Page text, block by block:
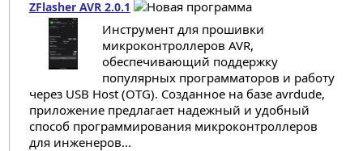
ZFlasher AVR 2.0.1
Инструмент для прошивки
микроконтроллеров AVR,
обеспечивающий поддержку
популярных программаторов и работу
через USB Host (OTG). Созданное на базе avrdude,
приложение предлагает надежный и удобный
способ программирования микроконтроллеров
для инженеров...